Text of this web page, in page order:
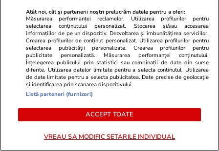
Motivul pentru care a ales o
rochie galbenă
PARTENERI
Atât noi, cât și partenerii noștri prelucrăm datele pentru a oferi:
Măsurarea performanței reclamelor. Utilizarea profilurilor pentru
selectarea conținutului personalizat. Stocarea și/sau accesarea
informațiilor de pe un dispozitiv. Dezvoltarea și îmbunătățirea serviciilor.
Crearea profilurilor de conținut personalizat. Utilizarea profilurilor pentru
selectarea publicității personalizate. Crearea profilurilor pentru
publicitate personalizată. Măsurarea performanței conținutului.
Înțelegerea publicului prin statistici sau combinații de date din surse
diferite. Utilizarea datelor limitate pentru a selecta conținutul. Utilizarea
de date limitate pentru a selecta publicitatea. Date precise de geolocație
și identificarea prin scanarea dispozitivului.
Listă parteneri (furnizori)
ACCEPT TOATE
VREAU SA MODIFIC SETARILE INDIVIDUAL